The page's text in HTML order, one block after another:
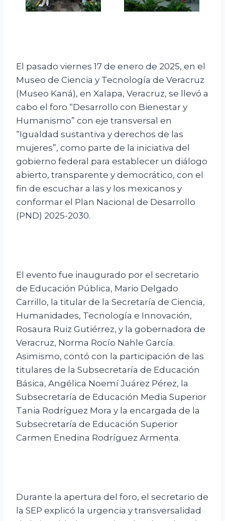
El pasado viernes 17 de enero de 2025, en el
Museo de Ciencia y Tecnología de Veracruz
(Museo Kaná), en Xalapa, Veracruz, se llevó a
cabo el foro “Desarrollo con Bienestar y
Humanismo” con eje transversal en
“Igualdad sustantiva y derechos de las
mujeres”, como parte de la iniciativa del
gobierno federal para establecer un diálogo
abierto, transparente y democrático, con el
fin de escuchar a las y los mexicanos y
conformar el Plan Nacional de Desarrollo
(PND) 2025-2030.
El evento fue inaugurado por el secretario
de Educación Pública, Mario Delgado
Carrillo, la titular de la Secretaría de Ciencia,
Humanidades, Tecnología e Innovación,
Rosaura Ruiz Gutiérrez, y la gobernadora de
Veracruz, Norma Rocío Nahle García.
Asimismo, contó con la participación de las
titulares de la Subsecretaría de Educación
Básica, Angélica Noemí Juárez Pérez, la
Subsecretaría de Educación Media Superior
Tania Rodríguez Mora y la encargada de la
Subsecretaría de Educación Superior
Carmen Enedina Rodríguez Armenta.
Durante la apertura del foro, el secretario de
la SEP explicó la urgencia y transversalidad